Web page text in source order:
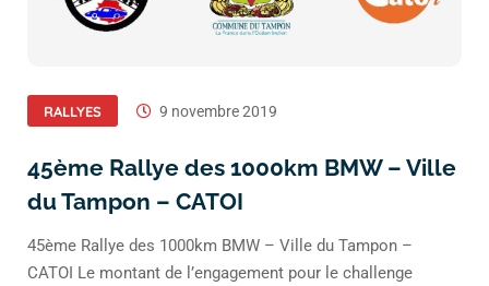
RALLYES 9 novembre 2019
45ème Rallye des 1000km BMW – Ville
du Tampon – CATOI
45ème Rallye des 1000km BMW – Ville du Tampon –
CATOI Le montant de l’engagement pour le challenge